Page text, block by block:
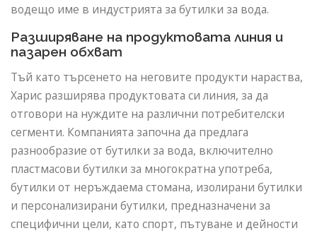
водещо име в индустрията за бутилки за вода.
Разширяване на продуктовата линия и
пазарен обхват
Тъй като търсенето на неговите продукти нараства,
Харис разширява продуктовата си линия, за да
отговори на нуждите на различни потребителски
сегменти. Компанията започна да предлага
разнообразие от бутилки за вода, включително
пластмасови бутилки за многократна употреба,
бутилки от неръждаема стомана, изолирани бутилки
и персонализирани бутилки, предназначени за
специфични цели, като спорт, пътуване и дейности